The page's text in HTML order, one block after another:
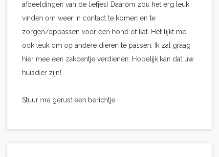
afbeeldingen van de liefjes) Daarom zou het erg leuk
vinden om weer in contact te komen en te
zorgen/oppassen voor een hond of kat. Het lijkt me
ook leuk om op andere dieren te passen. Ik zal graag
hier mee een zakcentje verdienen. Hopelijk kan dat uw
huisdier zijn!
Stuur me gerust een berichtje.